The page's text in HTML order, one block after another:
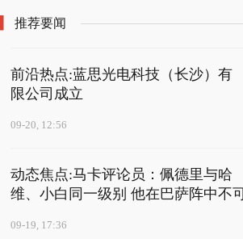
推荐要闻
前沿热点:蓝思光电科技（长沙）有
限公司成立
09-20, 12:56
动态焦点:马卡评论员：佩德里与哈
维、小白同一级别 他在巴萨阵中不
09-19, 17:36